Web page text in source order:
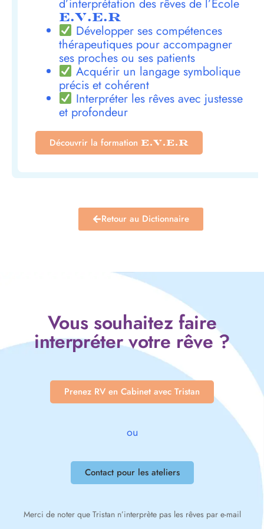
d’interprétation des rêves de l’École
E.V.E.R
Développer ses compétences
thérapeutiques pour accompagner
ses proches ou ses patients
Acquérir un langage symbolique
précis et cohérent
Interpréter les rêves avec justesse
et profondeur
Découvrir la formation E.V.E.R
Retour au Dictionnaire
Vous souhaitez faire
interpréter votre rêve ?
Prenez RV en Cabinet avec Tristan
ou
Contact pour les ateliers
Merci de noter que Tristan n’interprète pas les rêves par e-mail